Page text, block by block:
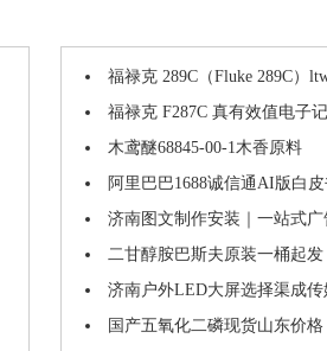
福禄克 289C（Fluke 289C）
福禄克 F287C 真有效值电子
木鸢醚68845-00-1木香原料
阿里巴巴1688诚信通AI版白皮书—阿里巴巴
济南图文制作安装｜一站式
二甘醇胺巴斯夫原装一桶起发
济南户外LED大屏选择渠成
国产五氧化二磷现货山东价格